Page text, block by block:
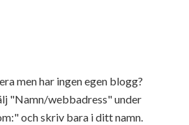
men har ingen egen blogg?
"Namn/webbadress" under
och skriv bara i ditt namn.